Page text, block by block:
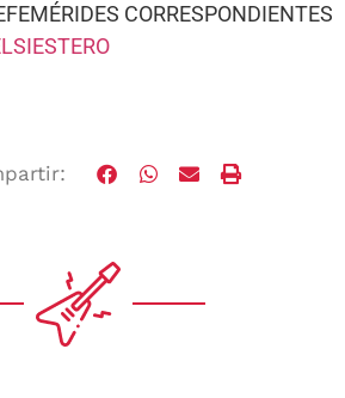
CORRESPONDIENTES